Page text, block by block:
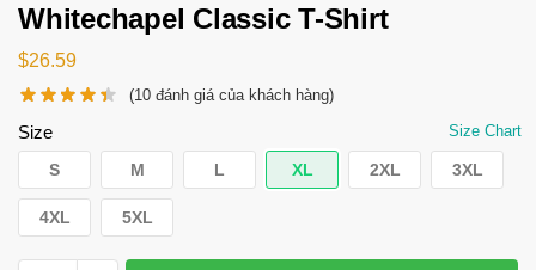
Whitechapel Classic T-Shirt
$26.59
(10 đánh giá của khách hàng)
Size Size Chart
S M L XL 2XL 3XL
4XL 5XL